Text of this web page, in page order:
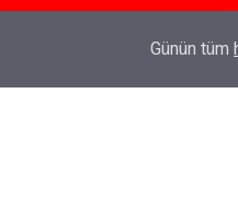
MKE’nin Yerli
Günün tüm